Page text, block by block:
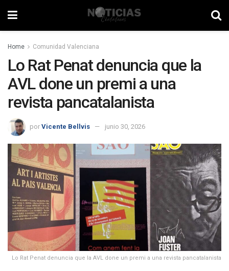
Home Comunidad Valenciana
Lo Rat Penat denuncia que la
AVL done un premi a una
revista pancatalanista
por Vicente Bellvis junio 30, 2026
Lo Rat Penat denuncia que la AVL done un premi a una revista pancatalanista